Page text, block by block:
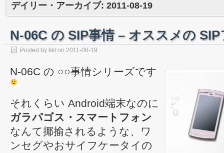
デイリー・アーカイブ: 2011-08-19
N-06C の SIP事情 – オススメの
Posted by kkt on 2011-08-19
N-06C の ○○事情シリーズです
それくらい Android端末なのに
ガラパゴス・スマートフォン
なんて揶揄されるような、ワ
ンセグやおサイフケータイの